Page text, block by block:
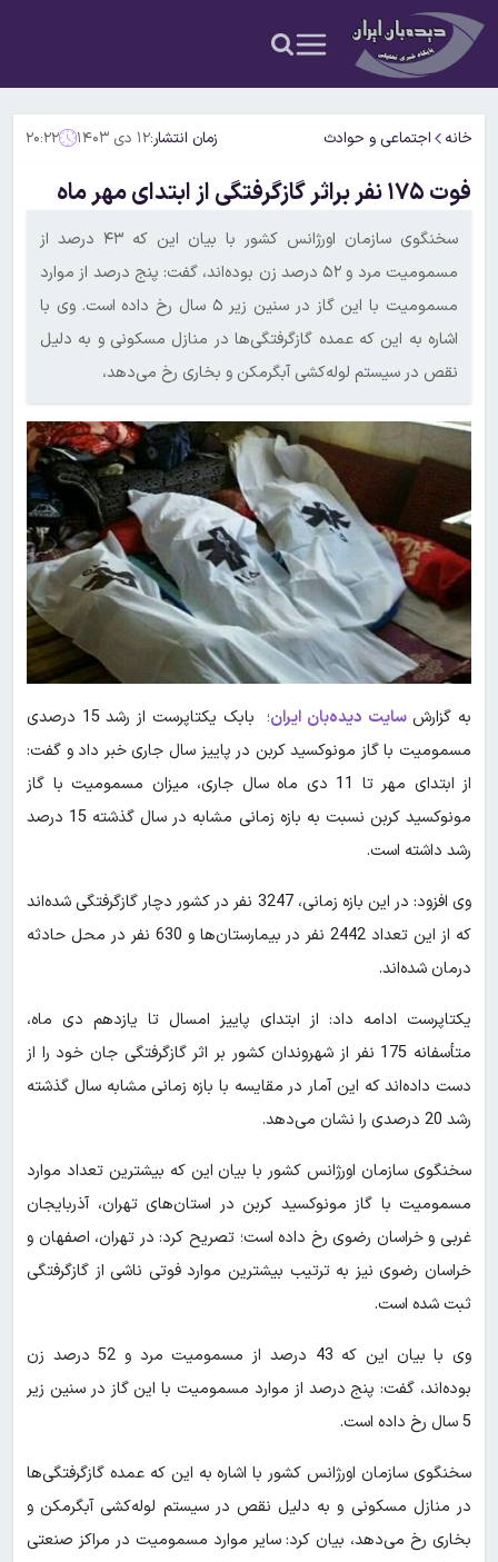
خانه اجتماعی و حوادث زمان انتشار:۱۲ دی ۱۴۰۳ ۲۰:۲۲
فوت ۱۷۵ نفر براثر گازگرفتگی از ابتدای مهر ماه
سخنگوی سازمان اورژانس کشور با بیان این که ۴۳ درصد از
مسمومیت مرد و ۵۲ درصد زن بوده‌اند، گفت: پنج درصد از موارد
مسمومیت با این گاز در سنین زیر ۵ سال رخ داده است. وی با
اشاره به این که عمده گازگرفتگی‌ها در منازل مسکونی و به دلیل
نقص در سیستم لوله‌کشی آبگرمکن و بخاری رخ می‌دهد،
به گزارشسایت دیده‌بان ایران
؛ بابک یکتاپرست از رشد 15 درصدی
مسمومیت با گاز مونوکسید کربن در پاییز سال جاری خبر داد و گفت:
از ابتدای مهر تا 11 دی ماه سال جاری، میزان مسمومیت با گاز
مونوکسید کربن نسبت به بازه زمانی مشابه در سال گذشته 15 درصد
رشد داشته است.
وی افزود: در این بازه زمانی، 3247 نفر در کشور دچار گازگرفتگی شده‌اند
که از این تعداد 2442 نفر در بیمارستان‌ها و 630 نفر در محل حادثه
درمان شده‌اند.
یکتاپرست ادامه داد: از ابتدای پاییز امسال تا یازدهم دی ماه،
متأسفانه 175 نفر از شهروندان کشور بر اثر گازگرفتگی جان خود را از
دست داده‌اند که این آمار در مقایسه با بازه زمانی مشابه سال گذشته
رشد 20 درصدی را نشان می‌دهد.
سخنگوی سازمان اورژانس کشور با بیان این که بیشترین تعداد موارد
مسمومیت با گاز مونوکسید کربن در استان‌های تهران، آذربایجان
غربی و خراسان رضوی رخ داده است؛ تصریح کرد: در تهران، اصفهان و
خراسان رضوی نیز به ترتیب بیشترین موارد فوتی ناشی از گازگرفتگی
ثبت شده است.
وی با بیان این که 43 درصد از مسمومیت مرد و 52 درصد زن
بوده‌اند، گفت: پنج درصد از موارد مسمومیت با این گاز در سنین زیر
5 سال رخ داده است.
سخنگوی سازمان اورژانس کشور با اشاره به این که عمده گازگرفتگی‌ها
در منازل مسکونی و به دلیل نقص در سیستم لوله‌کشی آبگرمکن و
بخاری رخ می‌دهد، بیان کرد: سایر موارد مسمومیت در مراکز صنعتی